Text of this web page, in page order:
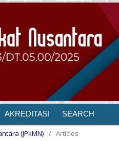
AKREDITASI SEARCH
(JPkMN) / Articles